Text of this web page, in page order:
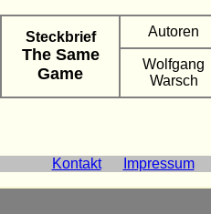
Steckbrief
The Same
Game
Autoren
Wolfgang
Warsch
Kontakt Impressum